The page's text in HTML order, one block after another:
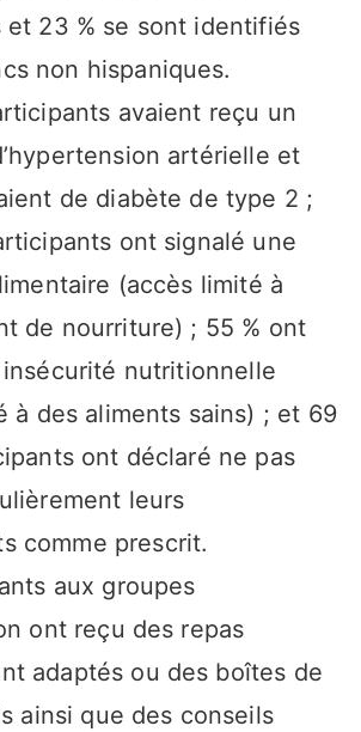
et 23 % se sont identifiés
non hispaniques.
avaient reçu un
artérielle et
de diabète de type 2 ;
ont signalé une
(accès limité à
de nourriture) ; 55 % ont
nutritionnelle
à des aliments sains) ; et 69
ont déclaré ne pas
leurs
comme prescrit.
aux groupes
ont reçu des repas
adaptés ou des boîtes de
ainsi que des conseils